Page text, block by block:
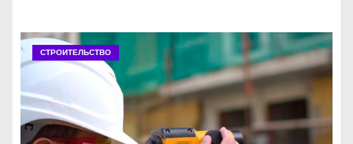
СТРОИТЕЛЬСТВО